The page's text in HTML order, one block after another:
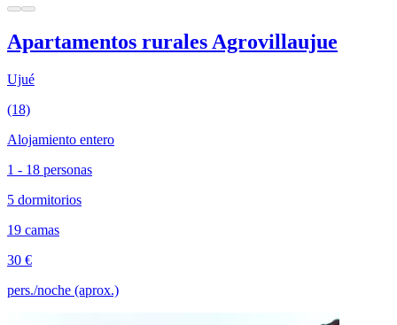
Apartamentos rurales Agrovillaujue
Ujué
(18)
Alojamiento entero
1 - 18 personas
5 dormitorios
19 camas
30 €
pers./noche (aprox.)